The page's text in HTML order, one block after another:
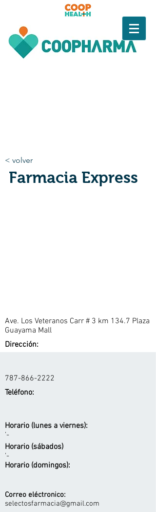
< volver
Farmacia Express
Ave. Los Veteranos Carr # 3 km 134.7 Plaza
Guayama Mall
Dirección:
787-866-2222
Teléfono:
Horario (lunes a viernes):
'-
Horario (sábados)
'-
Horario (domingos):
Correo eléctronico:
selectosfarmacia@gmail.com